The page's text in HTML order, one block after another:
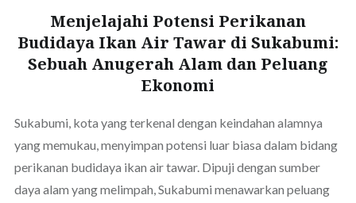
Menjelajahi Potensi Perikanan
Budidaya Ikan Air Tawar di Sukabumi:
Sebuah Anugerah Alam dan Peluang
Ekonomi
Sukabumi, kota yang terkenal dengan keindahan alamnya
yang memukau, menyimpan potensi luar biasa dalam bidang
perikanan budidaya ikan air tawar. Dipuji dengan sumber
daya alam yang melimpah, Sukabumi menawarkan peluang